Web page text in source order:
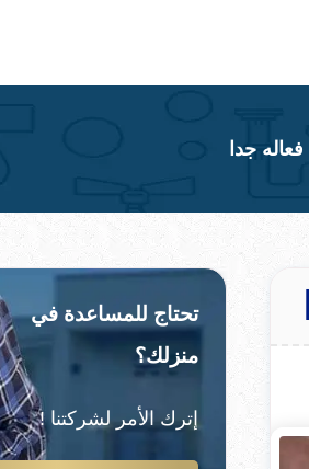
تحتاج للمساعدة في
منزلك؟
إترك الأمر لشركتنا !